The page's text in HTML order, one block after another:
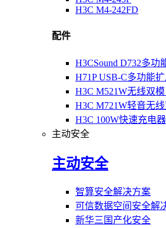
H3C M4-242FD
配件
H3CSound D732多功
H71P USB-C多功能
H3C M521W无线双
H3C M721W轻音无
H3C 100W快速充电器
主动安全
主动安全
智算安全解决方案
可信数据空间安全解
新华三国产化安全